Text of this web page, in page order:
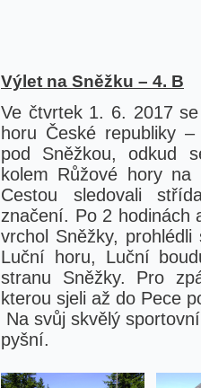
Výlet na Sněžku – 4. B
Ve čtvrtek 1. 6. 2017
horu České republiky
pod Sněžkou, odkud
kolem Růžové hory
Cestou sledovali
značení. Po 2 hodinách
vrchol Sněžky,
Luční horu, Luční
stranu Sněžky. Pro
kterou sjeli až do Pece
Na svůj skvělý
pyšní.